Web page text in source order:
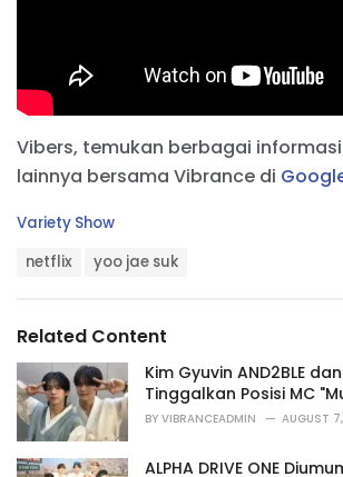
Vibers, temukan berbagai
lainnya bersama Vibrance di
C
r
i
e
s
:
Variety Show
:
netflix yoo jae suk
Related Content
Kim Gyuvin AND2BLE
Tinggalkan Posisi MC
BY VIBRANCEADMIN AUGUST
ALPHA DRIVE ONE